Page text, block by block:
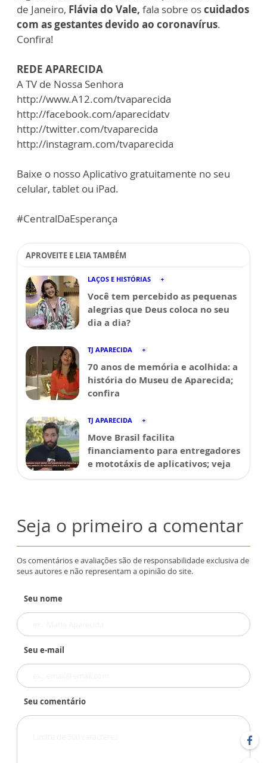
de Janeiro, Flávia do Vale, fala sobre oscuidados
com as gestantes devido ao coronavírus.
Confira!
REDE APARECIDA
A TV de Nossa Senhora
http://www.A12.com/tvaparecida
http://facebook.com/aparecidatv
http://twitter.com/tvaparecida
http://instagram.com/tvaparecida
Baixe o nosso Aplicativo gratuitamente no seu
celular, tablet ou iPad.
#CentralDaEsperança
APROVEITE E LEIA TAMBÉM
LAÇOS E HISTÓRIAS
Você tem percebido as pequenas
alegrias que Deus coloca no seu
dia a dia?
TJ APARECIDA
70 anos de memória e acolhida: a
história do Museu de Aparecida;
confira
TJ APARECIDA
Move Brasil facilita
financiamento para entregadores
e mototáxis de aplicativos; veja
Seja o primeiro a comentar
Os comentários e avaliações são de responsabilidade exclusiva de
seus autores e não representam a opinião do site.
Seu nome
Seu e-mail
Seu comentário